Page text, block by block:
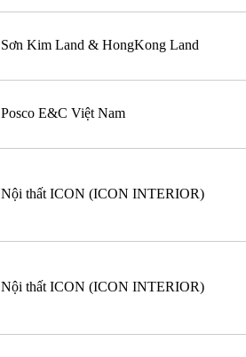
Sơn Kim Land & HongKong Land
Posco E&C Việt Nam
Nội thất ICON (ICON INTERIOR)
Nội thất ICON (ICON INTERIOR)